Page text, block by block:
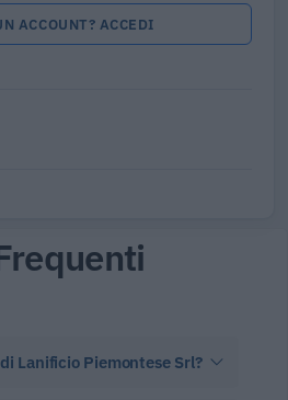
ACCOUNT? ACCEDI
Lanificio Piemontese Srl?